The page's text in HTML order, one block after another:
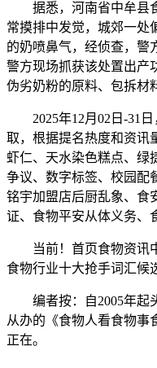
据悉，河南省中牟县食
常摸排中发觉，城郊一处
的奶喷鼻气，经侦查，警
警方现场抓获该处置出产
伪劣奶粉的原料、包拆材
2025年12月02日-31日
取，根据提名热度和资讯
虾仁、天水染色糕点、绿
争议、数字标签、校园配
铭宇加盟店后厨乱象、食
证、食物平安从体义务、
当前！首页食物资讯
食物行业十大抢手词汇候
编者按：自2005年起
从办的《食物人看食物事
正在。